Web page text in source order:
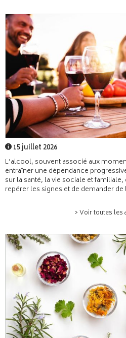
15 juillet 2026
L’alcool, souvent associé aux
entraîner une dépendance
sur la santé, la vie sociale et familiale,
repérer les signes et de demander de
> Voir toutes les